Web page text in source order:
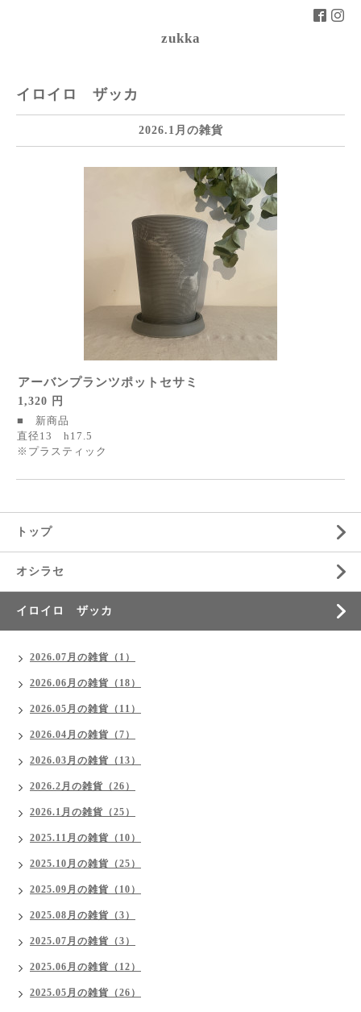
zukka
イロイロ ザッカ
2026.1月の雑貨
アーバンプランツポットセサミ
1,320 円
■ 新商品
直径13 h17.5
※プラスティック
トップ
オシラセ
イロイロ ザッカ
2026.07月の雑貨（1）
2026.06月の雑貨（18）
2026.05月の雑貨（11）
2026.04月の雑貨（7）
2026.03月の雑貨（13）
2026.2月の雑貨（26）
2026.1月の雑貨（25）
2025.11月の雑貨（10）
2025.10月の雑貨（25）
2025.09月の雑貨（10）
2025.08月の雑貨（3）
2025.07月の雑貨（3）
2025.06月の雑貨（12）
2025.05月の雑貨（26）